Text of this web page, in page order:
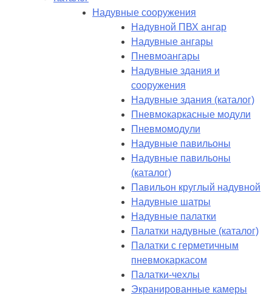
Надувные сооружения
Надувной ПВХ ангар
Надувные ангары
Пневмоангары
Надувные здания и
сооружения
Надувные здания (каталог)
Пневмокаркасные модули
Пневмомодули
Надувные павильоны
Надувные павильоны
(каталог)
Павильон круглый надувной
Надувные шатры
Надувные палатки
Палатки надувные (каталог)
Палатки с герметичным
пневмокаркасом
Палатки-чехлы
Экранированные камеры